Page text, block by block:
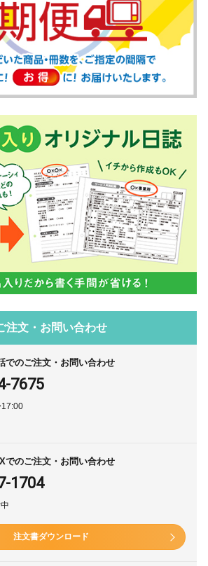
注文・お問い合わせ
でのご注文・お問い合わせ
7675
でのご注文・お問い合わせ
1704
注文書ダウンロード